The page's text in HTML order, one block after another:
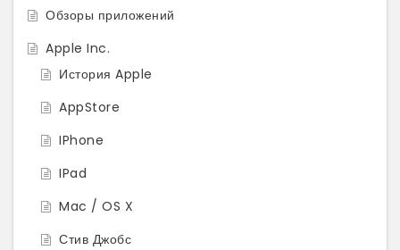
Обзоры приложений
Apple Inc.
История Apple
AppStore
IPhone
IPad
Mac / OS X
Стив Джобс